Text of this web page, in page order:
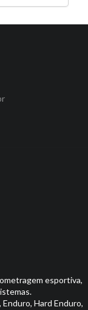
esportiva,
Hard Enduro,